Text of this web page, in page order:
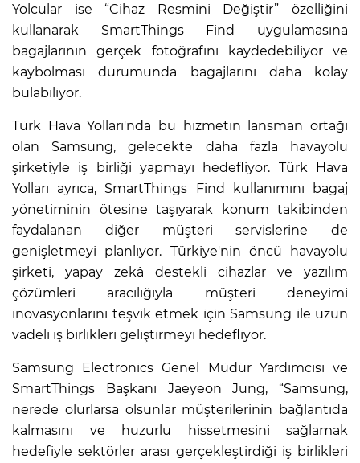
Yolcular ise “Cihaz Resmini Değiştir” özelliğini
kullanarak SmartThings Find uygulamasına
bagajlarının gerçek fotoğrafını kaydedebiliyor ve
kaybolması durumunda bagajlarını daha kolay
bulabiliyor.
Türk Hava Yolları'nda bu hizmetin lansman ortağı
olan Samsung, gelecekte daha fazla havayolu
şirketiyle iş birliği yapmayı hedefliyor. Türk Hava
Yolları ayrıca, SmartThings Find kullanımını bagaj
yönetiminin ötesine taşıyarak konum takibinden
faydalanan diğer müşteri servislerine de
genişletmeyi planlıyor. Türkiye'nin öncü havayolu
şirketi, yapay zekâ destekli cihazlar ve yazılım
çözümleri aracılığıyla müşteri deneyimi
inovasyonlarını teşvik etmek için Samsung ile uzun
vadeli iş birlikleri geliştirmeyi hedefliyor.
Samsung Electronics Genel Müdür Yardımcısı ve
SmartThings Başkanı Jaeyeon Jung, “Samsung,
nerede olurlarsa olsunlar müşterilerinin bağlantıda
kalmasını ve huzurlu hissetmesini sağlamak
hedefiyle sektörler arası gerçekleştirdiği iş birlikleri